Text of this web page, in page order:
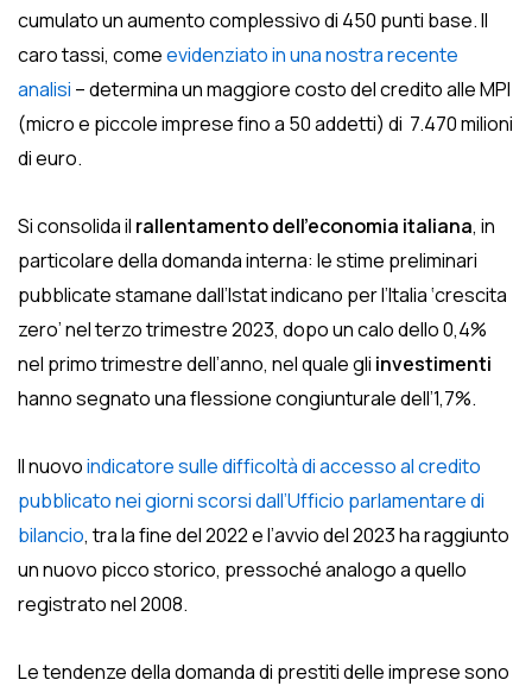
cumulato un aumento complessivo di 450 punti base. Il
caro tassi, comeevidenziato in una nostra recente
analisi – determina un maggiore costo del credito alle MPI
(micro e piccole imprese fino a 50 addetti) di 7.470 milioni
di euro.
Si consolida il rallentamento dell’economia italiana, in
particolare della domanda interna: le stime preliminari
pubblicate stamane dall’Istat indicano per l’Italia ‘crescita
zero’ nel terzo trimestre 2023, dopo un calo dello 0,4%
nel primo trimestre dell’anno, nel quale gli investimenti
hanno segnato una flessione congiunturale dell’1,7%.
Il nuovoindicatore sulle difficoltà di accesso al credito
pubblicato nei giorni scorsi dall’Ufficio parlamentare di
bilancio, tra la fine del 2022 e l’avvio del 2023 ha raggiunto
un nuovo picco storico, pressoché analogo a quello
registrato nel 2008.
Le tendenze della domanda di prestiti delle imprese sono